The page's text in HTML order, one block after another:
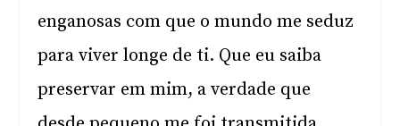
enganosas com que o mundo me seduz
para viver longe de ti. Que eu saiba
preservar em mim, a verdade que